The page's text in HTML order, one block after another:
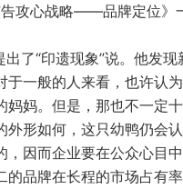
告攻心战略——品牌定位
了“印遗现象”说。他发
于一般的人来看，也许认
妈。但是，那也不一定
外形如何，这只幼鸭仍会
，因而企业要在公众心目
的品牌在长程的市场占有